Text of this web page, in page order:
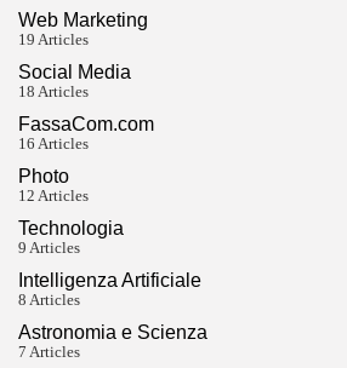
Web Marketing
19 Articles
Social Media
18 Articles
FassaCom.com
16 Articles
Photo
12 Articles
Technologia
9 Articles
Intelligenza Artificiale
8 Articles
Astronomia e Scienza
7 Articles